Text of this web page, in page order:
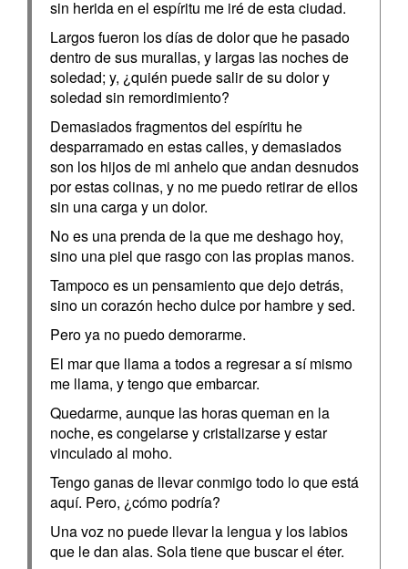
sin herida en el espíritu me iré de esta ciudad.
Largos fueron los días de dolor que he pasado
dentro de sus murallas, y largas las noches de
soledad; y, ¿quién puede salir de su dolor y
soledad sin remordimiento?
Demasiados fragmentos del espíritu he
desparramado en estas calles, y demasiados
son los hijos de mi anhelo que andan desnudos
por estas colinas, y no me puedo retirar de ellos
sin una carga y un dolor.
No es una prenda de la que me deshago hoy,
sino una piel que rasgo con las propias manos.
Tampoco es un pensamiento que dejo detrás,
sino un corazón hecho dulce por hambre y sed.
Pero ya no puedo demorarme.
El mar que llama a todos a regresar a sí mismo
me llama, y tengo que embarcar.
Quedarme, aunque las horas queman en la
noche, es congelarse y cristalizarse y estar
vinculado al moho.
Tengo ganas de llevar conmigo todo lo que está
aquí. Pero, ¿cómo podría?
Una voz no puede llevar la lengua y los labios
que le dan alas. Sola tiene que buscar el éter.